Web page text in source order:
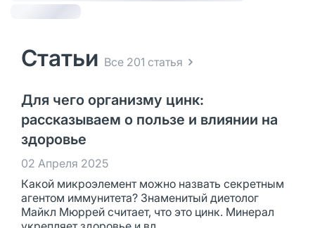
Статьи Все 201 статья
Для чего организму цинк:
рассказываем о пользе и влиянии на
здоровье
02 Апреля 2025
Какой микроэлемент можно назвать секретным
агентом иммунитета? Знаменитый диетолог
Майкл Мюррей считает, что это цинк. Минерал